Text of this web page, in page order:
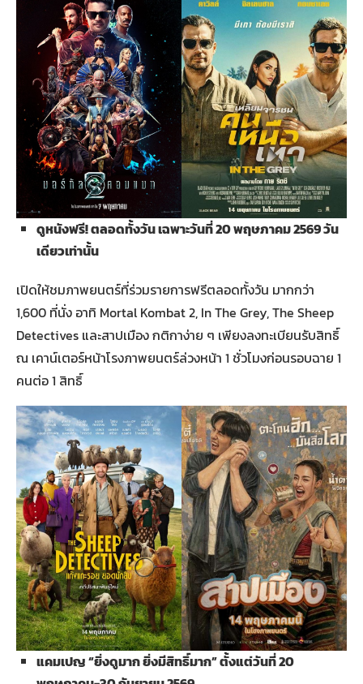
ดูหนังฟรี! ตลอดทั้งวัน เฉพาะวันที่ 20 พฤษภาคม 2569 วัน
เดียวเท่านั้น
เปิดให้ชมภาพยนตร์ที่ร่วมรายการฟรีตลอดทั้งวัน มากกว่า
1,600 ที่นั่ง อาทิ Mortal Kombat 2, In The Grey, The Sheep
Detectives และสาปเมือง กติกาง่าย ๆ เพียงลงทะเบียนรับสิทธิ์
ณ เคาน์เตอร์หน้าโรงภาพยนตร์ล่วงหน้า 1 ชั่วโมงก่อนรอบฉาย 1
คนต่อ 1 สิทธิ์
แคมเปญ “ยิ่งดูมาก ยิ่งมีสิทธิ์มาก” ตั้งแต่วันที่20